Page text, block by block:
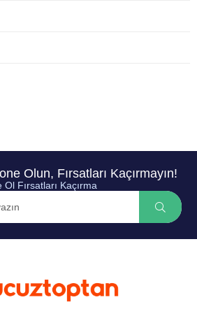
Olun, Fırsatları Kaçırmayın!
Ol Fırsatları Kaçırma